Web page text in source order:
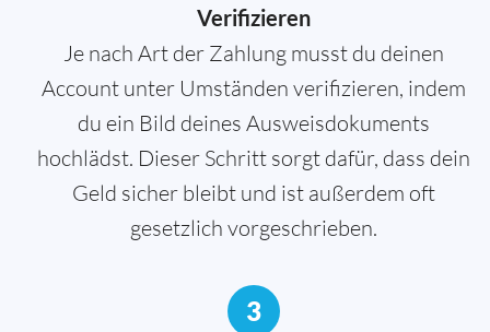
Verifizieren
Je nach Art der Zahlung musst du deinen
Account unter Umständen verifizieren, indem
du ein Bild deines Ausweisdokuments
hochlädst. Dieser Schritt sorgt dafür, dass dein
Geld sicher bleibt und ist außerdem oft
gesetzlich vorgeschrieben.
3